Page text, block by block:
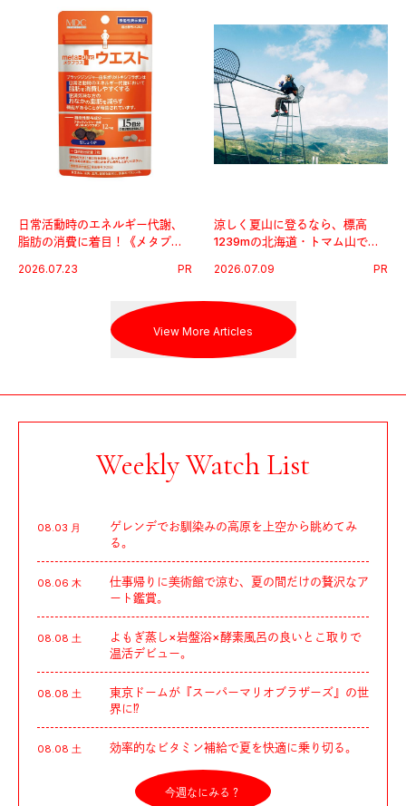
日常活動時のエネルギー代謝、
脂肪の消費に着目！《メタプラ
習慣。
2026.07.23 PR
涼しく夏山に登るなら、標高
1239mの北海道・トマム山で旅
2026.07.09 PR
View More Articles
Weekly Watch List
08.03 月
ゲレンデでお馴染みの高原を上空から眺めてみ
る。
08.06 木
仕事帰りに美術館で涼む、夏の間だけの贅沢なア
ート鑑賞。
08.08 土
よもぎ蒸し×岩盤浴×酵素風呂の良いとこ取りで
温活デビュー。
08.08 土
東京ドームが『スーパーマリオブラザーズ』の世
界に⁉︎
08.08 土 効率的なビタミン補給で夏を快適に乗り切る。
今週なにみる？